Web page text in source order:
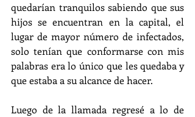
quedarían tranquilos sabiendo que sus
hijos se encuentran en la capital, el
lugar de mayor número de infectados,
solo tenían que conformarse con mis
palabras era lo único que les quedaba y
que estaba a su alcance de hacer.
Luego de la llamada regresé a lo de